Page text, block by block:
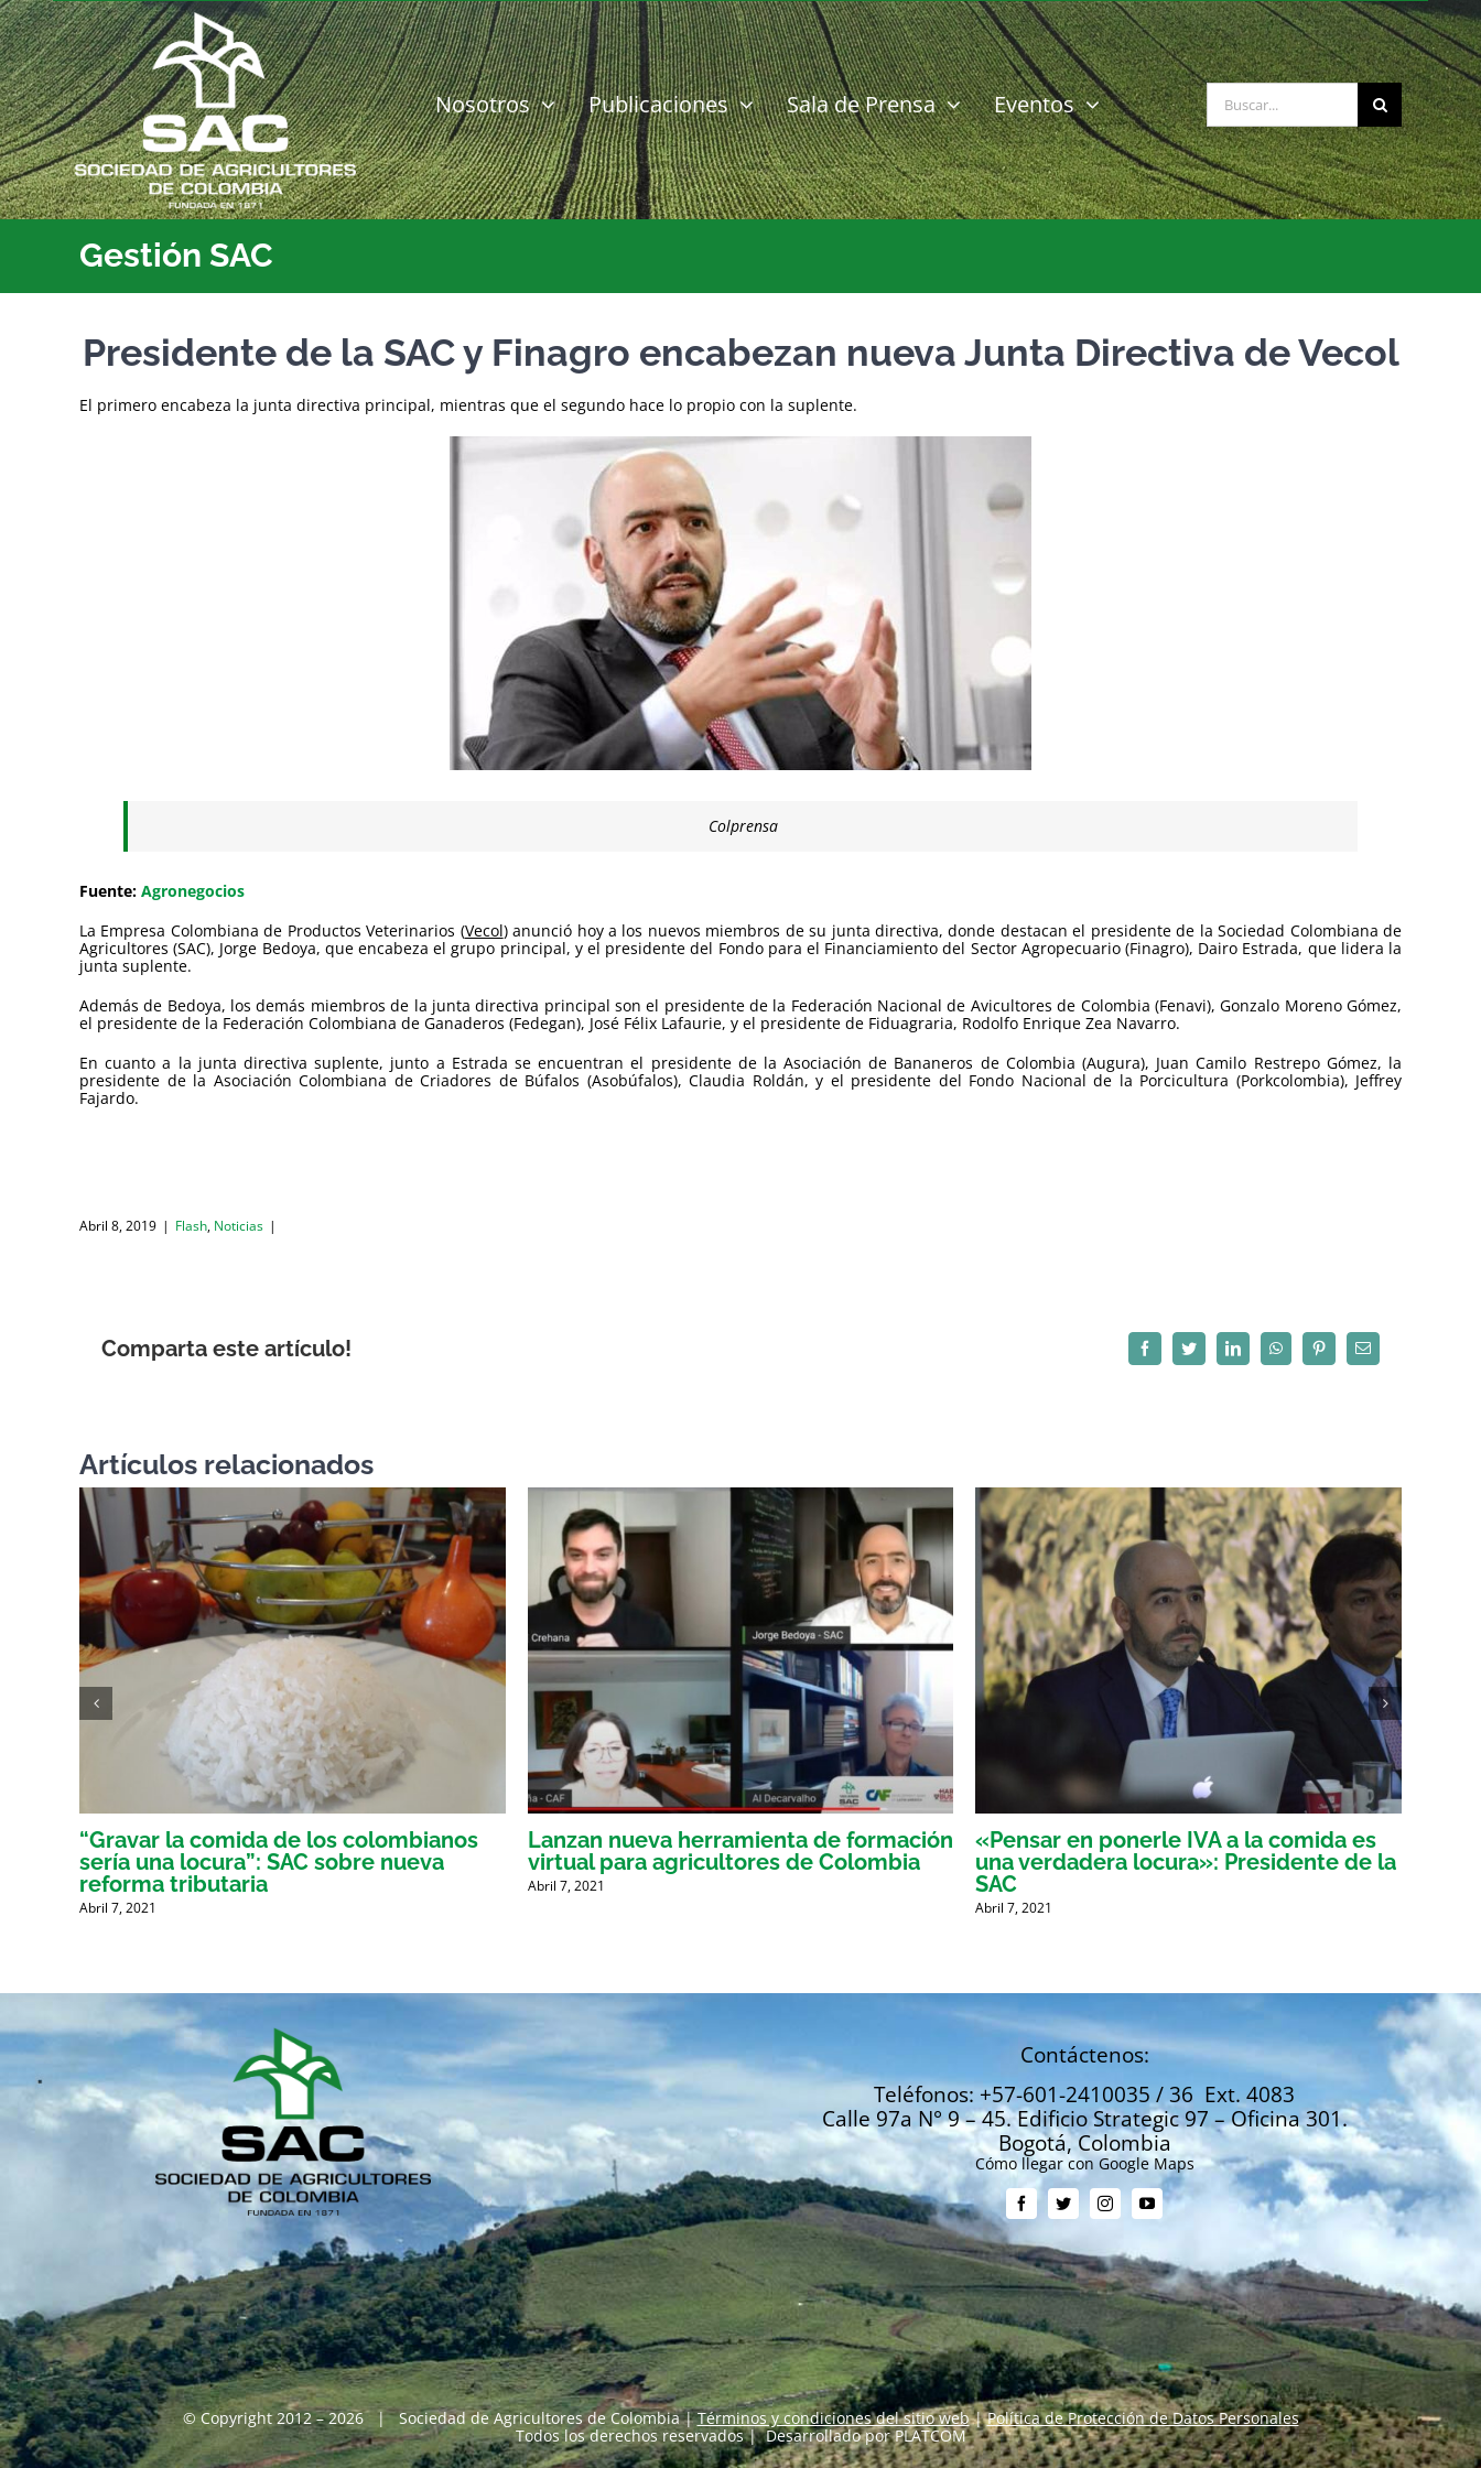
Saltar
al
contenido
Nosotros Publicaciones Sala de Prensa Eventos Buscar:
Gestión SAC
Presidente de la SAC y Finagro encabezan nueva Junta Directiva de Vecol
El primero encabeza la junta directiva principal, mientras que el segundo hace lo propio con la suplente.
Colprensa
Fuente: Agronegocios
La Empresa Colombiana de Productos Veterinarios (Vecol) anunció hoy a los nuevos miembros de su junta directiva, donde destacan el presidente de la Sociedad Colombiana de
Agricultores (SAC), Jorge Bedoya, que encabeza el grupo principal, y el presidente del Fondo para el Financiamiento del Sector Agropecuario (Finagro), Dairo Estrada, que lidera la
junta suplente.
Además de Bedoya, los demás miembros de la junta directiva principal son el presidente de la Federación Nacional de Avicultores de Colombia (Fenavi), Gonzalo Moreno Gómez,
el presidente de la Federación Colombiana de Ganaderos (Fedegan), José Félix Lafaurie, y el presidente de Fiduagraria, Rodolfo Enrique Zea Navarro.
En cuanto a la junta directiva suplente, junto a Estrada se encuentran el presidente de la Asociación de Bananeros de Colombia (Augura), Juan Camilo Restrepo Gómez, la
presidente de la Asociación Colombiana de Criadores de Búfalos (Asobúfalos), Claudia Roldán, y el presidente del Fondo Nacional de la Porcicultura (Porkcolombia), Jeffrey
Fajardo.
Abril 8, 2019 | Flash, Noticias |
Comparta este artículo! FacebookTwitterLinkedInWhatsAppPinterestCorreo
electrónico
Artículos relacionados
“Gravar la comida de los colombianos
sería una locura”: SAC sobre nueva
reforma tributaria
Abril 7, 2021
Lanzan nueva herramienta de formación
virtual para agricultores de Colombia
Abril 7, 2021
«Pensar en ponerle IVA a la comida es
una verdadera locura»: Presidente de la
SAC
Abril 7, 2021
Contáctenos:
Teléfonos: +57-601-2410035 / 36 Ext. 4083
Calle 97a N° 9 – 45. Edificio Strategic 97 – Oficina 301.
Bogotá, Colombia
Cómo llegar con Google Maps
© Copyright 2012 – 2026 | Sociedad de Agricultores de Colombia |Términos y condiciones del sitio web|Política de Protección de Datos Personales
Todos los derechos reservados | Desarrollado porPLATCOM